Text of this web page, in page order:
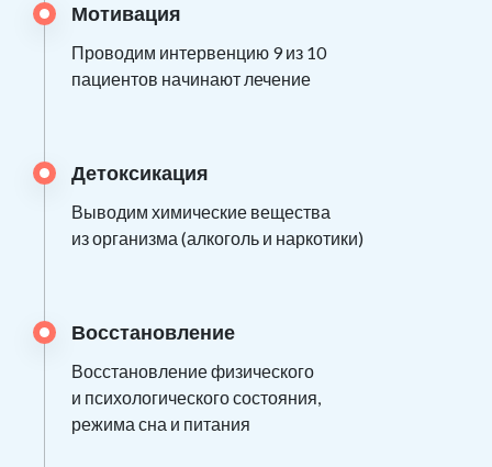
Мотивация
Проводим интервенцию 9 из 10
пациентов начинают лечение
Детоксикация
Выводим химические вещества
из организма (алкоголь и наркотики)
Восстановление
Восстановление физического
и психологического состояния,
режима сна и питания